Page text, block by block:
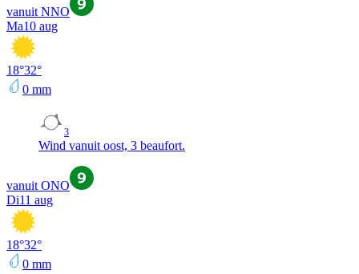
vanuit NNO
Ma10 aug
18°32°
0 mm
3
Wind vanuit oost, 3 beaufort.
vanuit ONO
Di11 aug
18°32°
0 mm